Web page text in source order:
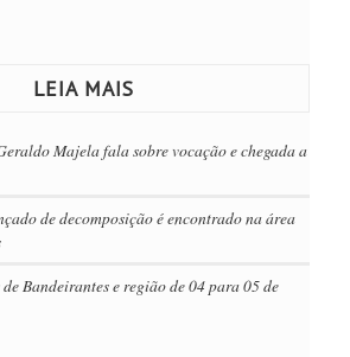
LEIA MAIS
Majela fala sobre vocação e chegada a
de decomposição é encontrado na área
Bandeirantes e região de 04 para 05 de